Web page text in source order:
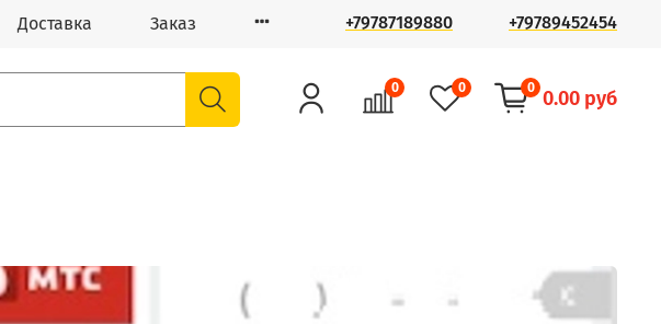
Доставка Заказ +79787189880 +79789452454
0 0 0 0.00 руб